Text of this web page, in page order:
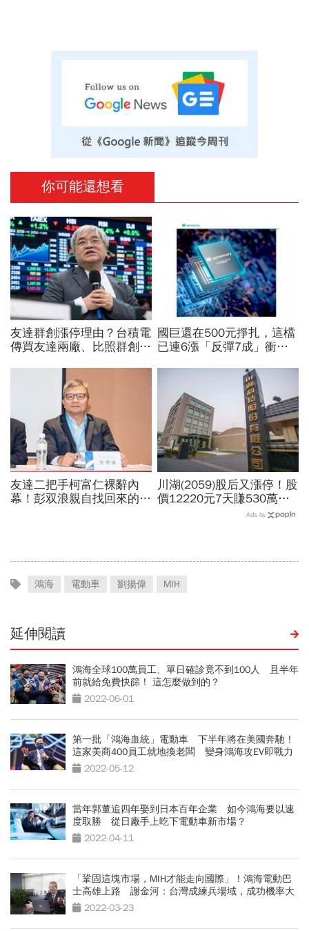
你可能還想看
友達群創漲停理由？台積電
傳買友達兩廠、比照群創模
杜金龍：2檔都好但我選它
國巨還在500元掙扎，這檔
已連6漲「反彈7成」衝千
友達二把手柯富仁裸辭內
幕！彭双浪親自找回來的接
川湖(2059)股后又漲停！股
價12220元7天賺530萬…
平民只能流口水？阮慕驊一
Ads by
鴻海 電動車 劉揚偉 MIH
延伸閱讀
鴻海全球100萬員工、單日確診竟不到100人 且半年
前就給免費快篩！ 這怎麼做到的？
2022-06-01
第一批「鴻海血統」電動車 下半年將在美國奔馳！
這家美商400員工就地換老闆 變身鴻海攻EV即戰力
2022-05-12
當年郭董追四年娶到日本百年企業 如今鴻海要以速
度取勝 從日廠手上吃下電動車新市場？
2022-04-11
「鞏固這塊市場，MIH才能走向國際」！鴻海電動巴
士高雄上路 謝金河：台灣成練兵場域，成功機率大
很多2022-03-23